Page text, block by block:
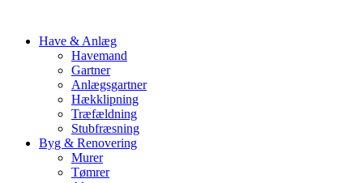
Have & Anlæg
Havemand
Gartner
Anlægsgartner
Hækklipning
Træfældning
Stubfræsning
Byg & Renovering
Murer
Tømrer